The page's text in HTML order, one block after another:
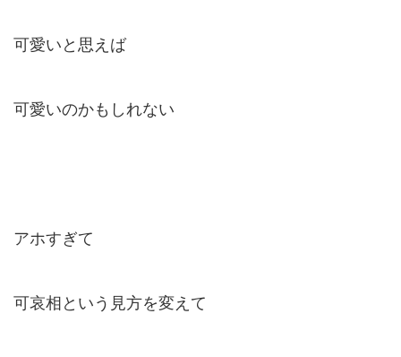
可愛いと思えば
可愛いのかもしれない
アホすぎて
可哀相という見方を変えて